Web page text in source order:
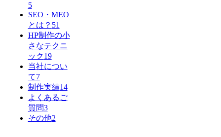
5
SEO・MEO
とは？ 51
HP制作の小
さなテクニ
ック19
当社につい
て7
制作実績14
よくあるご
質問3
その他2